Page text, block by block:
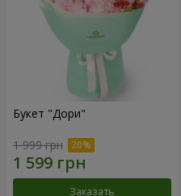
Букет "Дори"
1 999 грн
Заказать